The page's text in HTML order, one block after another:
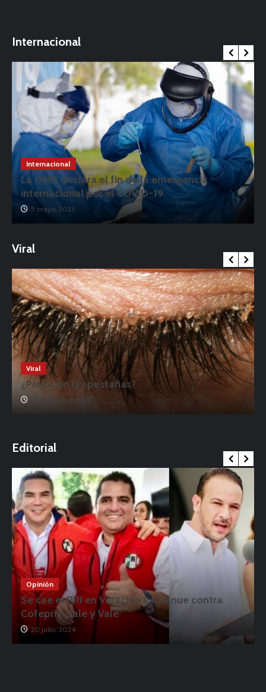
Internacional
Internacional
La OMS declara el fin de la emergencia
internacional por el COVID-19
5 mayo, 2023
Viral
Viral
¿Piojos en las pestañas?
17 noviembre, 2019
Editorial
Opinión
Se cae el PRI en Veracruz y Unánue contra
Cofepris: Sale y Vale
20 julio, 2024